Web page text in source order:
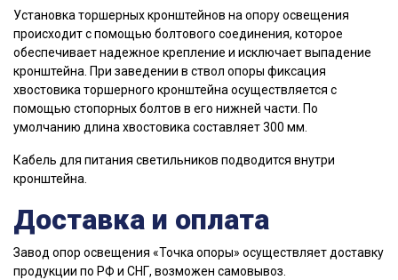
Установка торшерных кронштейнов на опору освещения
происходит с помощью болтового соединения, которое
обеспечивает надежное крепление и исключает выпадение
кронштейна. При заведении в ствол опоры фиксация
хвостовика торшерного кронштейна осуществляется с
помощью стопорных болтов в его нижней части. По
умолчанию длина хвостовика составляет 300 мм.
Кабель для питания светильников подводится внутри
кронштейна.
Доставка и оплата
Завод опор освещения «Точка опоры» осуществляет доставку
продукции по РФ и СНГ, возможен самовывоз.